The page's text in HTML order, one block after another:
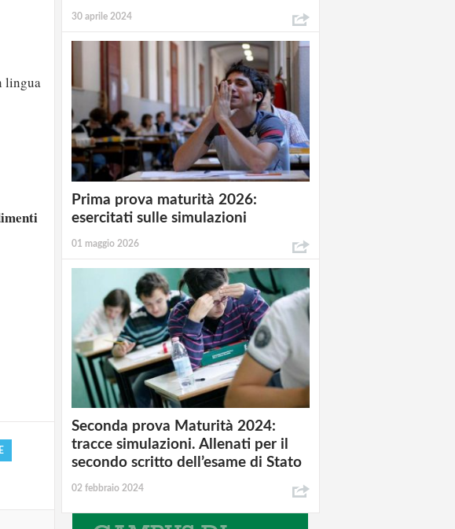
lingua
30 aprile 2024
Prima prova maturità 2026:
esercitati sulle simulazioni
01 maggio 2026
Seconda prova Maturità 2024:
tracce simulazioni. Allenati per il
secondo scritto dell’esame di Stato
02 febbraio 2024